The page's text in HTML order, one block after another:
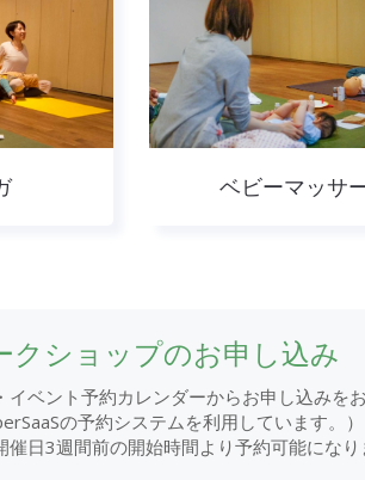
ベビーマッサ
クショップのお申し込み
イベント予約カレンダーからお申し込みをお
の予約システムを利用しています。）
催日3週間前の開始時間より予約可能になり